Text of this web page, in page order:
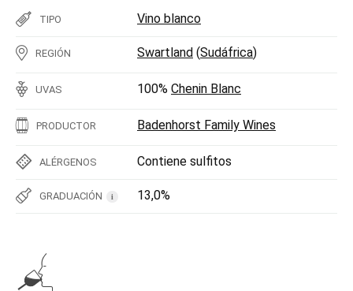
TIPO Vino blanco
REGIÓN Swartland (Sudáfrica)
UVAS 100% Chenin Blanc
PRODUCTOR Badenhorst Family Wines
ALÉRGENOS Contiene sulfitos
GRADUACIÓN i 13,0%